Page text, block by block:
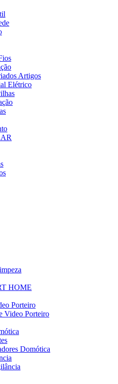
Artigos
Elétrico
HOME
Porteiro
Video Porteiro
Domótica